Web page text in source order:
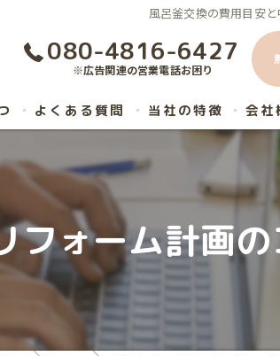
風呂釜交換の費用目安
080-4816-6427
※広告関連の営業電話お困り
よくある質問 当社の特徴
内装工事
ハウスクリーニング
マンション
会社
フォーム計画の